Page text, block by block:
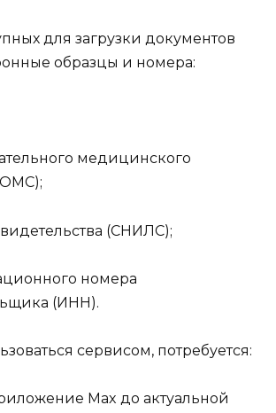
для загрузки документов
образцы и номера:
медицинского
(СНИЛС);
номера
(ИНН).
сервисом, потребуется:
Max до актуальной